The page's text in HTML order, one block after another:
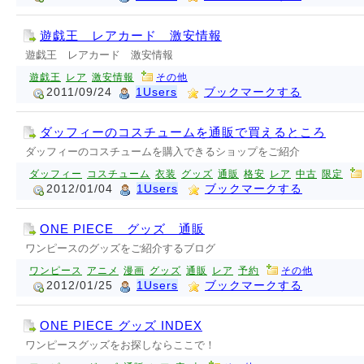
遊戯王 レアカード 激安情報
遊戯王 レアカード 激安情報
遊戯王 レア 激安情報 その他
2011/09/24 1Users ブックマークする
ダッフィーのコスチュームを通販で買えるところ
ダッフィーのコスチュームを購入できるショップをご紹介
ダッフィー コスチューム 衣装 グッズ 通販 格安 レア 中古 限定
2012/01/04 1Users ブックマークする
ONE PIECE グッズ 通販
ワンピースのグッズをご紹介するブログ
ワンピース アニメ 漫画 グッズ 通販 レア 予約 その他
2012/01/25 1Users ブックマークする
ONE PIECE グッズ INDEX
ワンピースグッズをお探しならここで！